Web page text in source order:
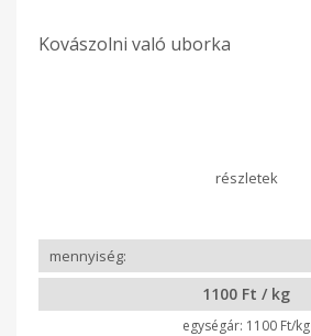
Kovászolni való uborka
1100 Ft / kg
1100 Ft/kg